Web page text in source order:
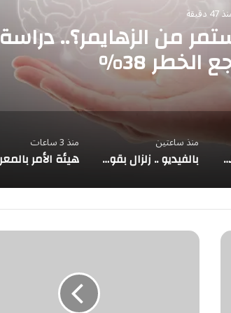
دقيقة
من الزهايمر؟.. دراسة
38%
عُمان: مفاوضات الملاحة في مضيق هرمز تتقدم بإيجابية وتحذير من تهديدات السفن
منذ ساعتين
بالفيديو .. زلزال بقوة 6.8 يهز غرفة عمليات في اليابان والطاقم الطبي يواصل الجراحة
منذ 3 ساعات
الجيش